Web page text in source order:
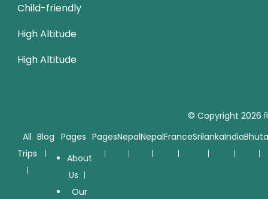
Child-friendly
High Altitude
High Altitude
© Copyright 2026
All
Trips
Blog Pages
About
Us
Our
PagesNepalNepalFranceSrilankaIndia